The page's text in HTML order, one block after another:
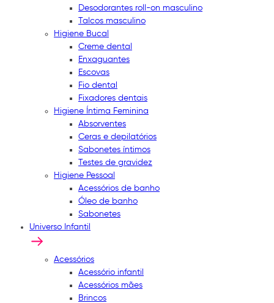
Desodorantes roll-on masculino
Talcos masculino
Higiene Bucal
Creme dental
Enxaguantes
Escovas
Fio dental
Fixadores dentais
Higiene Íntima Feminina
Absorventes
Ceras e depilatórios
Sabonetes íntimos
Testes de gravidez
Higiene Pessoal
Acessórios de banho
Óleo de banho
Sabonetes
Universo Infantil
Acessórios
Acessório infantil
Acessórios mães
Brincos